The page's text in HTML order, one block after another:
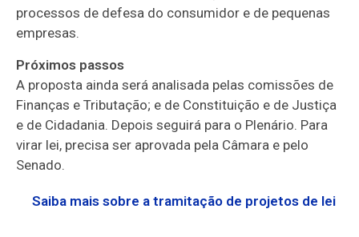
processos de defesa do consumidor e de pequenas
empresas.
Próximos passos
A proposta ainda será analisada pelas comissões de
Finanças e Tributação; e de Constituição e de Justiça
e de Cidadania. Depois seguirá para o Plenário. Para
virar lei, precisa ser aprovada pela Câmara e pelo
Senado.
Saiba mais sobre a tramitação de projetos de lei